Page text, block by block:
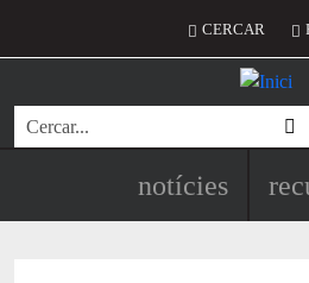
Menú del
CERCAR
Cerca
Navegació
notícies